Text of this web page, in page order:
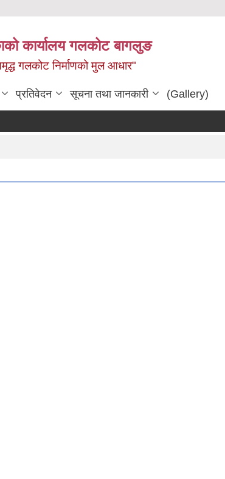
कार्यालय गलकोट बागलुङ
गलकोट निर्माणको मुल आधार"
प्रतिवेदन सूचना तथा जानकारी (Gallery)